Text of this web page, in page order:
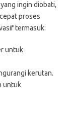
ingin diobati,
proses
termasuk:
untuk
kerutan.
untuk